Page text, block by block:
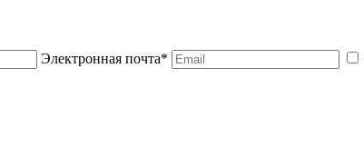
Электронная почта*